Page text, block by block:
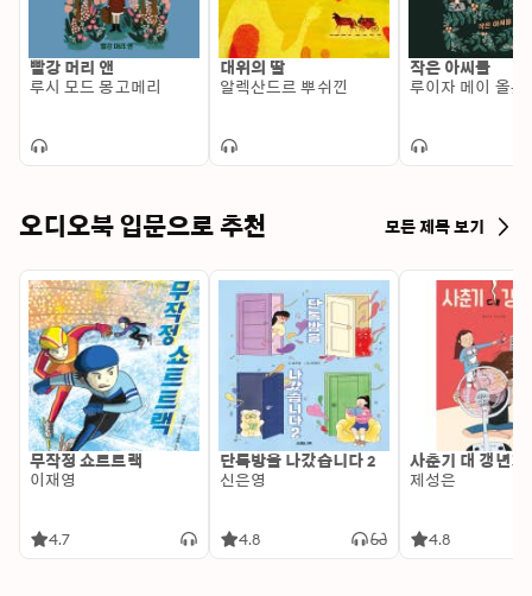
빨강 머리 앤
루시 모드 몽고메리
대위의 딸
알렉산드르 뿌쉬낀
작은 아씨들
루이자 메이 올콧
오디오북 입문으로 추천 모든 제목 보기
무작정 쇼트트랙
이재영
4.7
단톡방을 나갔습니다 2
신은영
4.8
사춘기 대 갱년기
제성은
4.8